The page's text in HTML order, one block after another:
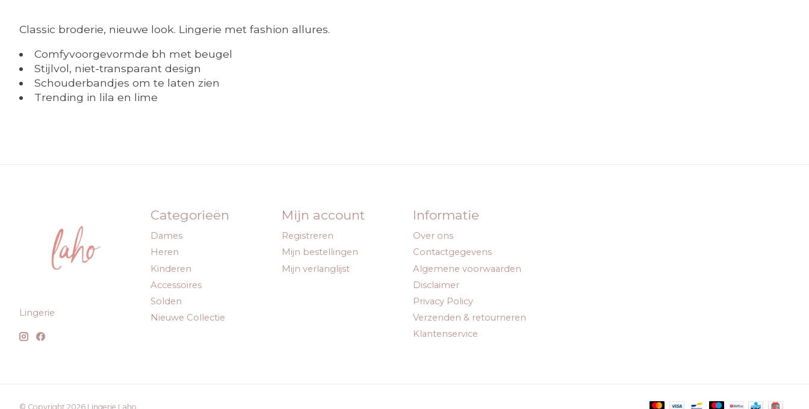
Classic broderie, nieuwe look. Lingerie met fashion allures.
Comfyvoorgevormde bh met beugel
Stijlvol, niet-transparant design
Schouderbandjes om te laten zien
Trending in lila en lime
Lingerie
Categorieën
Dames
Heren
Kinderen
Accessoires
Solden
Nieuwe Collectie
Mijn account
Registreren
Mijn bestellingen
Mijn verlanglijst
Informatie
Over ons
Contactgegevens
Algemene voorwaarden
Disclaimer
Privacy Policy
Verzenden & retourneren
Klantenservice
© Copyright 2026 Lingerie Laho